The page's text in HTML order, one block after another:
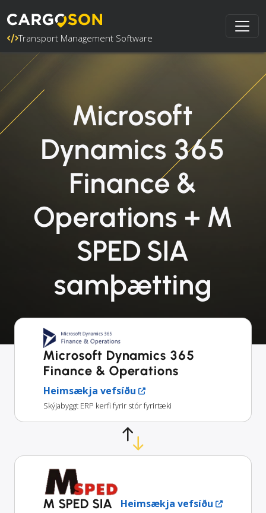
Transport Management Software
Microsoft
Dynamics 365
Finance &
Operations + M
SPED SIA
samþætting
Microsoft Dynamics 365
Finance & Operations
Heimsækja vefsíðu
Skýjabyggt ERP kerfi fyrir stór fyrirtæki
M SPED SIA Heimsækja vefsíðu